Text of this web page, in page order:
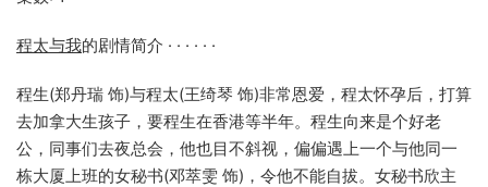
程太与我的剧情简介 · · · · · ·
程生(郑丹瑞 饰)与程太(王绮琴 饰)非常恩爱，程太怀孕后，打算
去加拿大生孩子，要程生在香港等半年。程生向来是个好老
公，同事们去夜总会，他也目不斜视，偏偏遇上一个与他同一
栋大厦上班的女秘书(邓萃雯 饰)，令他不能自拔。女秘书欣主